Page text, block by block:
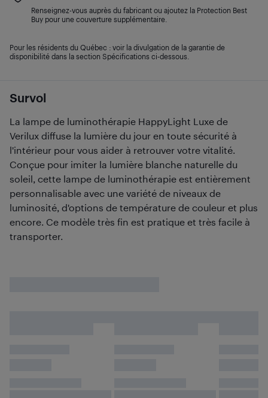
Survol
La lampe de luminothérapie HappyLight Luxe de
Verilux diffuse la lumière du jour en toute sécurité à
l'intérieur pour vous aider à retrouver votre vitalité.
Conçue pour imiter la lumière blanche naturelle du
soleil, cette lampe de luminothérapie est entièrement
personnalisable avec une variété de niveaux de
luminosité, d'options de température de couleur et plus
encore. Ce modèle très fin est pratique et très facile à
transporter.
Renseignez-vous auprès du fabricant ou ajoutez la Protection Best
Buy pour une couverture supplémentaire.
Pour les résidents du Québec : voir la divulgation de la garantie de
disponibilité dans la section Spécifications ci-dessous.